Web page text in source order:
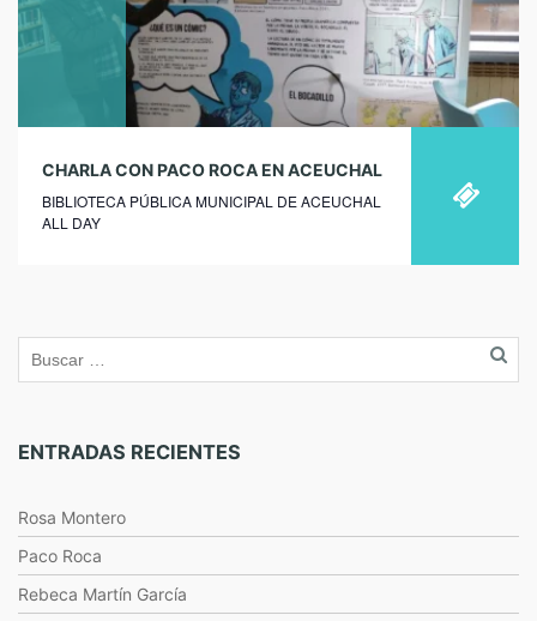
CHARLA CON PACO ROCA EN ACEUCHAL
BIBLIOTECA PÚBLICA MUNICIPAL DE ACEUCHAL
ALL DAY
ENTRADAS RECIENTES
Rosa Montero
Paco Roca
Rebeca Martín García